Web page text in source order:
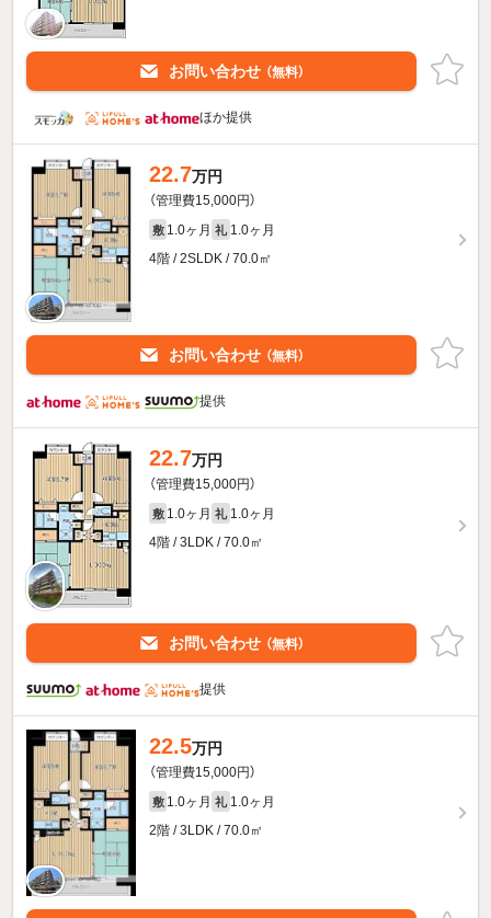
お問い合わせ （無料）
ほか提供
22.7万円
（管理費15,000円）
敷 1.0ヶ月 礼 1.0ヶ月
4階 / 2SLDK / 70.0㎡
お問い合わせ （無料）
提供
22.7万円
（管理費15,000円）
敷 1.0ヶ月 礼 1.0ヶ月
4階 / 3LDK / 70.0㎡
お問い合わせ （無料）
提供
22.5万円
（管理費15,000円）
敷 1.0ヶ月 礼 1.0ヶ月
2階 / 3LDK / 70.0㎡